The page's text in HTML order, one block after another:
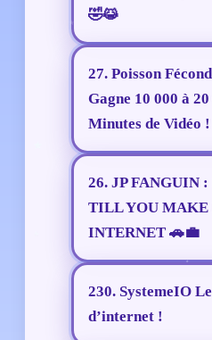
🤣😹
27. Poisson
Gagne 10 000 à
Minutes de Vidéo
26. JP FANGUIN
TILL YOU MAKE
INTERNET 🚗💼
230. SystemeIO
d’internet !